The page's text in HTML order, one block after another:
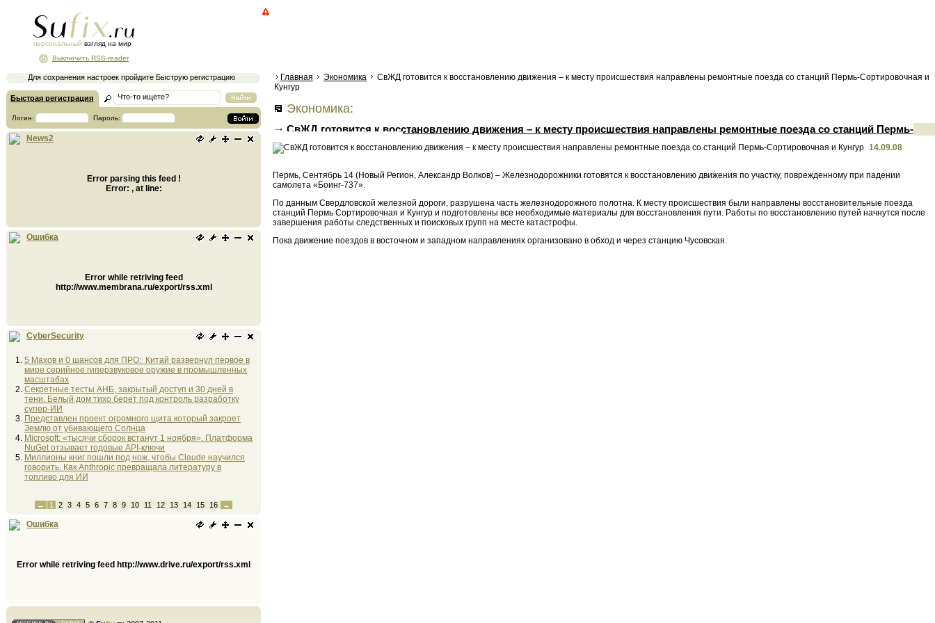
персональный взгляд на мир
Для сохранения настроек пройдите Быструю регистрацию
Выключить RSS-reader
Быстрая регистрация
Логин: Пароль:
News2
Error parsing this feed !
Error: , at line:
Ошибка
Error while retriving feed
http://www.membrana.ru/export/rss.xml
CyberSecurity
5 Махов и 0 шансов для ПРО: Китай развернул первое в
мире серийное гиперзвуковое оружие в промышленных
масштабах
Секретные тесты АНБ, закрытый доступ и 30 дней в
тени. Белый дом тихо берет под контроль разработку
супер-ИИ
Представлен проект огромного щита который закроет
Землю от убивающего Солнца
Microsoft: «тысячи сборок встанут 1 ноября». Платформа
NuGet отзывает годовые API-ключи
Миллионы книг пошли под нож, чтобы Claude научился
говорить. Как Anthropic превращала литературу в
топливо для ИИ
← 1 2 3 4 5 6 7 8 9 10 11 12 13 14 15 16 →
Ошибка
Error while retriving feed http://www.drive.ru/export/rss.xml
Главная Экономика
СвЖД готовится к восстановлению движения – к месту происшествия направлены ремонтные поезда со станций Пермь-Сортировочная и
Кунгур
Экономика:
СвЖД готовится к восстановлению движения – к месту происшествия направлены ремонтные поезда со станций Пермь-
Сортировочная и Кунгур
14.09.08
Пермь, Cентябрь 14 (Новый Регион, Александр Волков) – Железнодорожники готовятся к восстановлению движения по участку, поврежденному при падении
самолета «Боинг-737».
По данным Свердловской железной дороги, разрушена часть железнодорожного полотна. К месту происшествия были направлены восстановительные поезда
станций Пермь Сортировочная и Кунгур и подготовлены все необходимые материалы для восстановления пути. Работы по восстановлению путей начнутся после
завершения работы следственных и поисковых групп на месте катастрофы.
Пока движение поездов в восточном и западном направлениях организовано в обход и через станцию Чусовская.